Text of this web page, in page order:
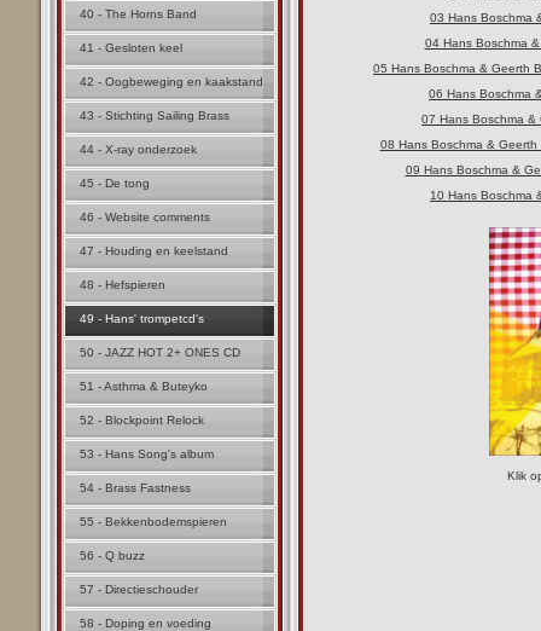
40 - The Horns Band
41 - Gesloten keel
42 - Oogbeweging en kaakstand
43 - Stichting Sailing Brass
44 - X-ray onderzoek
45 - De tong
46 - Website comments
47 - Houding en keelstand
48 - Hefspieren
49 - Hans' trompetcd's
50 - JAZZ HOT 2+ ONES CD
51 - Asthma & Buteyko
52 - Blockpoint Relock
53 - Hans Song's album
54 - Brass Fastness
55 - Bekkenbodemspieren
56 - Q buzz
57 - Directieschouder
58 - Doping en voeding
03 Hans Boschma
04 Hans Boschma
05 Hans Boschma & Geerth
06 Hans Boschma
07 Hans Boschma &
08 Hans Boschma &
09 Hans Boschma &
10 Hans Boschma
Klik